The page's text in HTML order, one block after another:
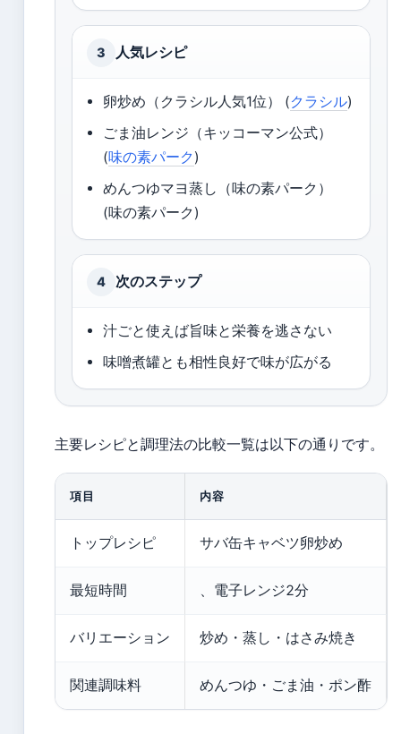
3 人気レシピ
卵炒め（クラシル人気1位） (クラシル)
ごま油レンジ（キッコーマン公式）
(味の素パーク )
めんつゆマヨ蒸し（味の素パーク）
(味の素パーク)
4 次のステップ
汁ごと使えば旨味と栄養を逃さない
味噌煮罐とも相性良好で味が広がる
主要レシピと調理法の比較一覧は以下の通りです。
項目 内容
トップレシピ サバ缶キャベツ卵炒め
最短時間 、電子レンジ2分
バリエーション 炒め・蒸し・はさみ焼き
関連調味料 めんつゆ・ごま油・ポン酢